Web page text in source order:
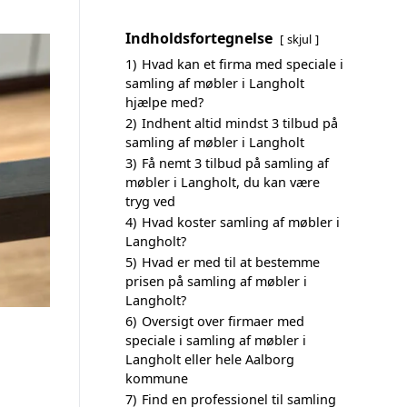
Indholdsfortegnelse skjul
1) Hvad kan et firma med speciale i
samling af møbler i Langholt
hjælpe med?
2) Indhent altid mindst 3 tilbud på
samling af møbler i Langholt
3) Få nemt 3 tilbud på samling af
møbler i Langholt, du kan være
tryg ved
4) Hvad koster samling af møbler i
Langholt?
5) Hvad er med til at bestemme
prisen på samling af møbler i
Langholt?
6) Oversigt over firmaer med
speciale i samling af møbler i
Langholt eller hele Aalborg
kommune
7) Find en professionel til samling